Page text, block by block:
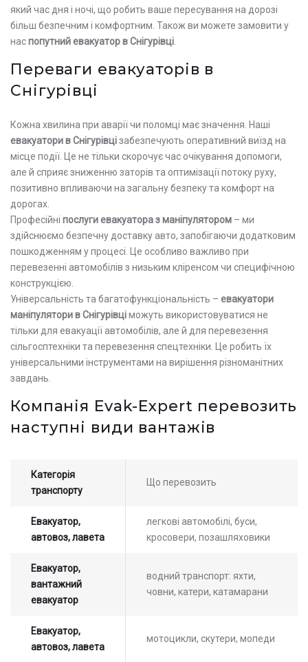
який час дня і ночі, що робить ваше пересування на дорозі
більш безпечним і комфортним. Також ви можете замовити у
наспопутний евакуатор в Снігурівці
Переваги евакуаторів в
Снігурівці
Кожна хвилина при аварії чи поломці має значення. Наші
евакуатори в Снігурівцізабезпечують оперативний виїзд на
місце події. Це не тільки скорочує час очікування допомоги,
але й сприяє зниженню заторів та оптимізації потоку руху,
позитивно впливаючи на загальну безпеку та комфорт на
дорогах.
Професійні послуги евакуатора з маніпулятором – ми
здійснюємо безпечну доставку авто, запобігаючи додатковим
пошкодженням у процесі. Це особливо важливо при
перевезенні автомобілів з низьким кліренсом чи специфічною
конструкцією.
Універсальність та багатофункціональність – евакуатори
маніпулятори в Снігурівціможуть використовуватися не
тільки для евакуації автомобілів, але й для перевезення
сільгосптехніки та перевезення спецтехніки. Це робить їх
універсальними інструментами на вирішення різноманітних
завдань.
Компанія Evak-Expert перевозить
наступні види вантажів
Категорія
транспорту
Що перевозить
Евакуатор,
автовоз, лавета
легкові автомобілі, буси,
кросовери, позашляховики
Евакуатор,
вантажний
евакуатор
водний транспорт: яхти,
човни, катери, катамарани
Евакуатор,
автовоз, лавета
мотоцикли, скутери, мопеди